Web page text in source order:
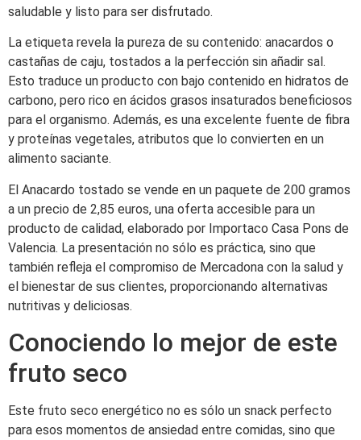
saludable y listo para ser disfrutado.
La etiqueta revela la pureza de su contenido: anacardos o
castañas de caju, tostados a la perfección sin añadir sal.
Esto traduce un producto con bajo contenido en hidratos de
carbono, pero rico en ácidos grasos insaturados beneficiosos
para el organismo. Además, es una excelente fuente de fibra
y proteínas vegetales, atributos que lo convierten en un
alimento saciante.
El Anacardo tostado se vende en un paquete de 200 gramos
a un precio de 2,85 euros, una oferta accesible para un
producto de calidad, elaborado por Importaco Casa Pons de
Valencia. La presentación no sólo es práctica, sino que
también refleja el compromiso de Mercadona con la salud y
el bienestar de sus clientes, proporcionando alternativas
nutritivas y deliciosas.
Conociendo lo mejor de este
fruto seco
Este fruto seco energético no es sólo un snack perfecto
para esos momentos de ansiedad entre comidas, sino que